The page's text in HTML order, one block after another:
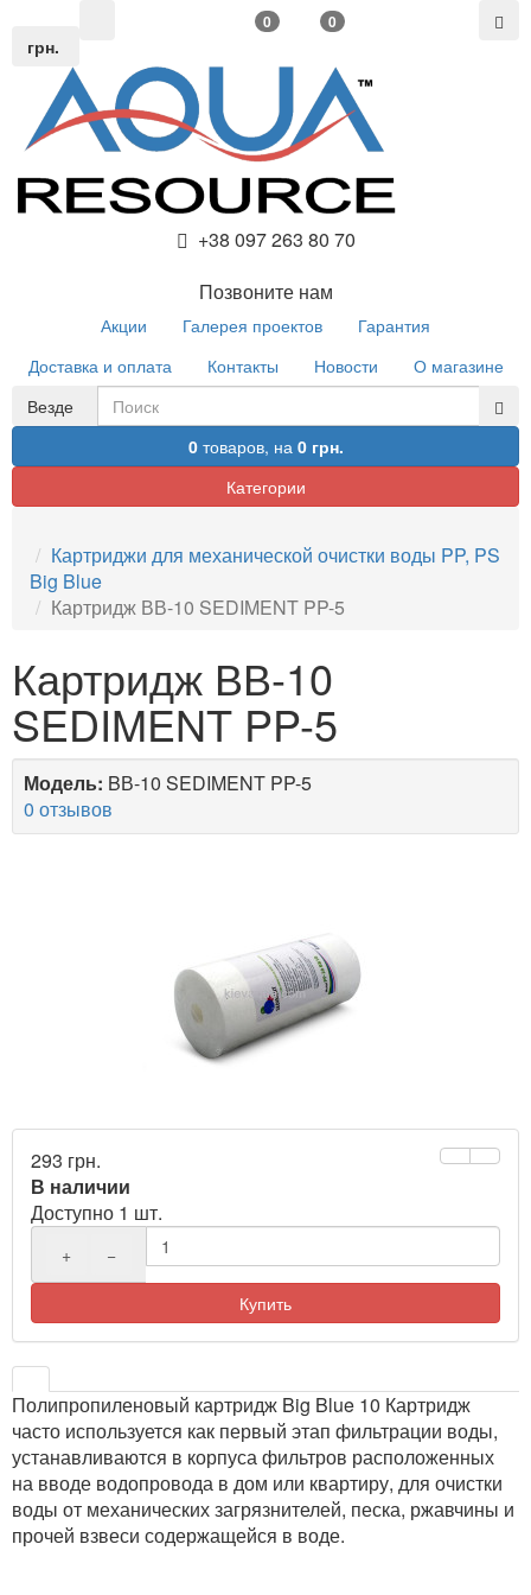
грн.
0 0
+38 097 263 80 70
Позвоните нам
Акции Галерея проектов
Гарантия
Доставка и оплата
Контакты Новости
О магазине
Везде
0товаров, на 0 грн.
Категории
Картриджи для механической очистки воды PP, PS
Big Blue
Картридж ВВ-10 SEDIMENT PP-5
Картридж ВВ-10
SEDIMENT PP-5
Модель: BВ-10 SEDIMENT PP-5
0 отзывов
293 грн.
В наличии
Доступно 1 шт.
+ −
Купить
Полипропиленовый картридж Big Blue 10 Картридж
часто используется как первый этап фильтрации воды,
устанавливаются в корпуса фильтров расположенных
на вводе водопровода в дом или квартиру, для очистки
воды от механических загрязнителей, песка, ржавчины и
прочей взвеси содержащейся в воде.